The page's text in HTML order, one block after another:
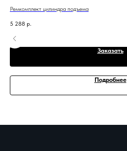
Ремкомплект цилиндра подъема
5 288 р.
Заказать
Подробнее